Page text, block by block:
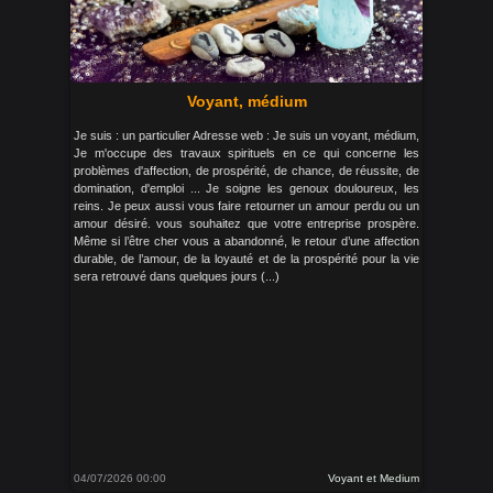
Voyant, médium
Je suis : un particulier Adresse web : Je suis un voyant, médium,
Je m'occupe des travaux spirituels en ce qui concerne les
problèmes d'affection, de prospérité, de chance, de réussite, de
domination, d'emploi ... Je soigne les genoux douloureux, les
reins. Je peux aussi vous faire retourner un amour perdu ou un
amour désiré. vous souhaitez que votre entreprise prospère.
Même si l’être cher vous a abandonné, le retour d’une affection
durable, de l’amour, de la loyauté et de la prospérité pour la vie
sera retrouvé dans quelques jours (...)
04/07/2026 00:00 Voyant et Medium